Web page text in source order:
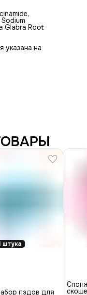
Glabra Root
указана на
штука
пэдов для